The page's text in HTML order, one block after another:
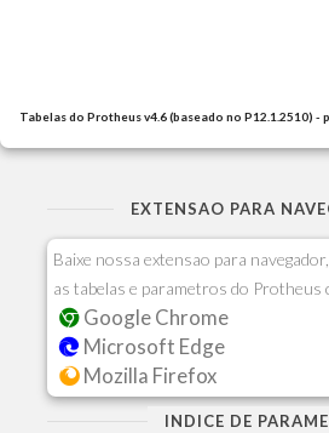
Tabelas do Protheus v4.6 (baseado no P12.1.2510)
EXTENSAO PARA
Baixe nossa extensao para
as tabelas e parametros do Protheus
Google Chrome
Microsoft Edge
Mozilla Firefox
INDICE DE